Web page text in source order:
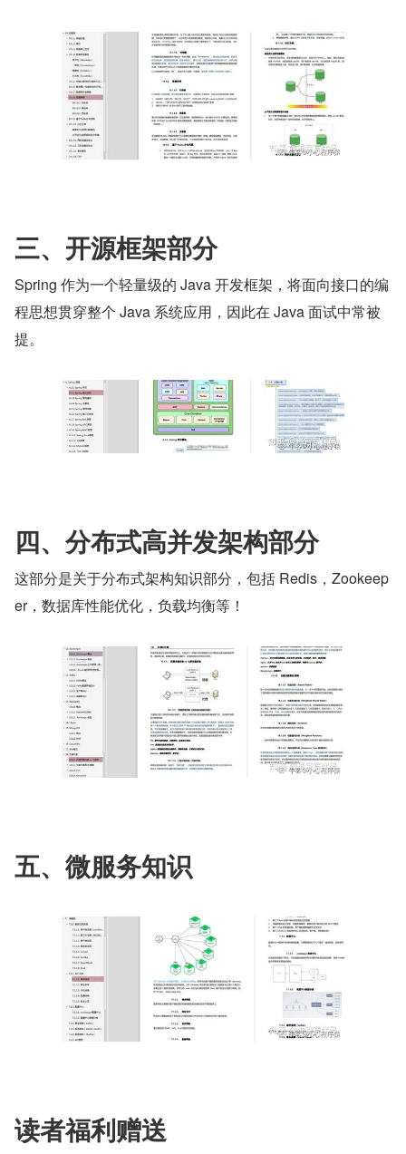
三、开源框架部分
Spring 作为一个轻量级的 Java 开发框架，将面向接口的编
程思想贯穿整个 Java 系统应用，因此在 Java 面试中常被
提。
四、分布式高并发架构部分
这部分是关于分布式架构知识部分，包括 Redis，Zookeep
er，数据库性能优化，负载均衡等！
五、微服务知识
读者福利赠送